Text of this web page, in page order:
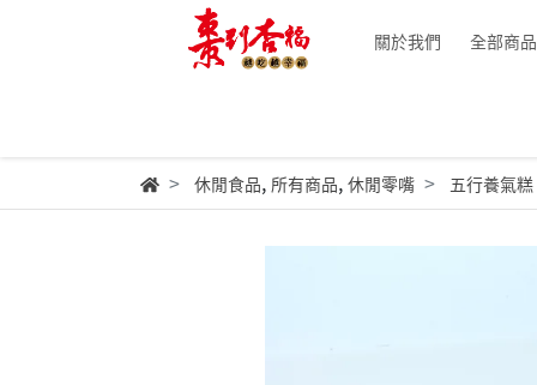
關於我們 全部商品
休閒食品, 所有商品, 休閒零嘴 五行養氣糕